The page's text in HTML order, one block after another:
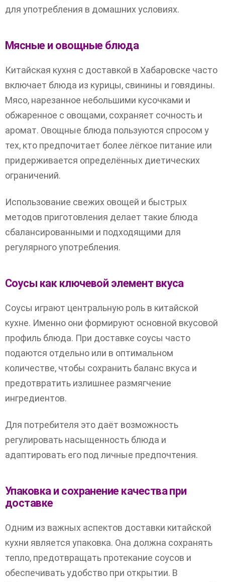
для употребления в домашних условиях.
Мясные и овощные блюда
Китайская кухня с доставкой в Хабаровске часто
включает блюда из курицы, свинины и говядины.
Мясо, нарезанное небольшими кусочками и
обжаренное с овощами, сохраняет сочность и
аромат. Овощные блюда пользуются спросом у
тех, кто предпочитает более лёгкое питание или
придерживается определённых диетических
ограничений.
Использование свежих овощей и быстрых
методов приготовления делает такие блюда
сбалансированными и подходящими для
регулярного употребления.
Соусы как ключевой элемент вкуса
Соусы играют центральную роль в китайской
кухне. Именно они формируют основной вкусовой
профиль блюда. При доставке соусы часто
подаются отдельно или в оптимальном
количестве, чтобы сохранить баланс вкуса и
предотвратить излишнее размягчение
ингредиентов.
Для потребителя это даёт возможность
регулировать насыщенность блюда и
адаптировать его под личные предпочтения.
Упаковка и сохранение качества при
доставке
Одним из важных аспектов доставки китайской
кухни является упаковка. Она должна сохранять
тепло, предотвращать протекание соусов и
обеспечивать удобство при открытии. В